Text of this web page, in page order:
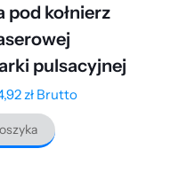
pod kołnierz
pulsacyjnej
zł Brutto